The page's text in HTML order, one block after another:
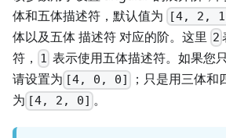
体和五体描述符，默认值为
[4, 2,
体以及五体 描述符 对应的阶。这里 2
符，
1 表示使用五体描述符。如果您
请设置为 [4, 0, 0]
；只是用三体
为 [4, 2, 0] 。